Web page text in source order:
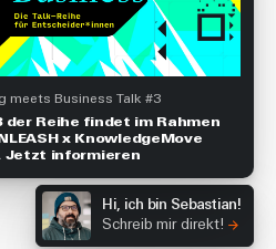
meets Business Talk #3
der Reihe findet im Rahmen
x KnowledgeMove
Jetzt informieren
Hi, ich bin Sebastian!
Schreib mir direkt!